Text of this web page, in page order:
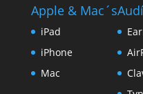
Apple & Mac´s
iPad
iPhone
Mac